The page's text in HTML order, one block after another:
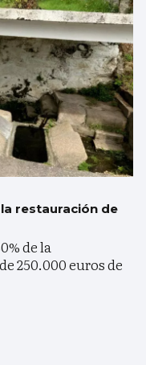
restauración de
de la
250.000 euros de